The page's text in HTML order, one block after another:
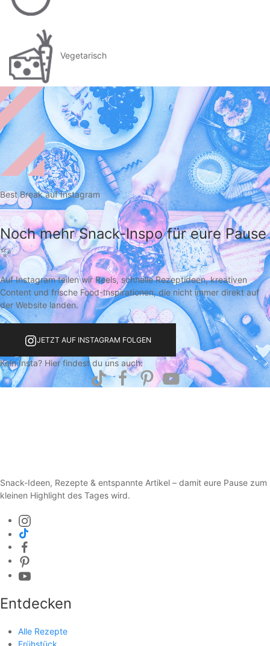
Vegetarisch
Best Break auf Instagram
Noch mehr Snack-Inspo für eure Pause
✨
Auf Instagram teilen wir Reels, schnelle Rezeptideen, kreativen
Content und frische Food-Inspirationen, die nicht immer direkt auf
der Website landen.
JETZT AUF INSTAGRAM FOLGEN
Kein Insta? Hier findest du uns auch:
Snack-Ideen, Rezepte & entspannte Artikel – damit eure Pause zum
kleinen Highlight des Tages wird.
Entdecken
Alle Rezepte
Frühstück